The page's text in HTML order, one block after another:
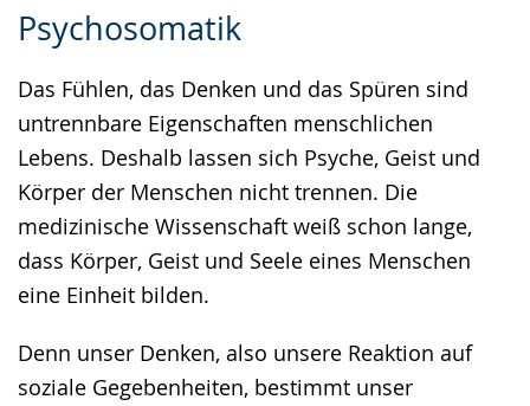
Psychosomatik
Das Fühlen, das Denken und das Spüren sind
untrennbare Eigenschaften menschlichen
Lebens. Deshalb lassen sich Psyche, Geist und
Körper der Menschen nicht trennen. Die
medizinische Wissenschaft weiß schon lange,
dass Körper, Geist und Seele eines Menschen
eine Einheit bilden.
Denn unser Denken, also unsere Reaktion auf
soziale Gegebenheiten, bestimmt unser
Leichten
wechseln.
Audio-
Video
Deutscher
Gebärdensprache
wird
angezeigt.